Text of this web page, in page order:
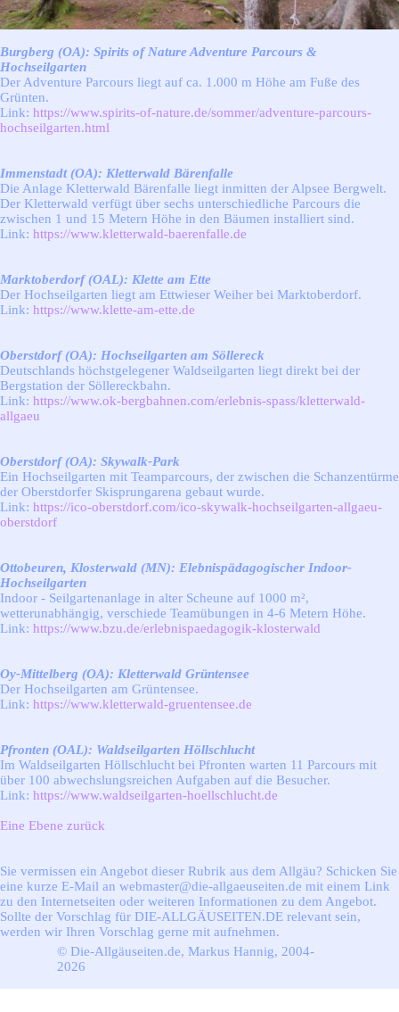
Suchen
Burgberg (OA): Spirits of Nature Adventure Parcours &
Hochseilgarten
Der Adventure Parcours liegt auf ca. 1.000 m Höhe am Fuße des
Grünten.
Link: https://www.spirits-of-nature.de/sommer/adventure-parcours-
hochseilgarten.html
Immenstadt (OA): Kletterwald Bärenfalle
Die Anlage Kletterwald Bärenfalle liegt inmitten der Alpsee Bergwelt.
Der Kletterwald verfügt über sechs unterschiedliche Parcours die
zwischen 1 und 15 Metern Höhe in den Bäumen installiert sind.
Link: https://www.kletterwald-baerenfalle.de
Marktoberdorf (OAL): Klette am Ette
Der Hochseilgarten liegt am Ettwieser Weiher bei Marktoberdorf.
Link: https://www.klette-am-ette.de
Oberstdorf (OA): Hochseilgarten am Söllereck
Deutschlands höchstgelegener Waldseilgarten liegt direkt bei der
Bergstation der Söllereckbahn.
Link: https://www.ok-bergbahnen.com/erlebnis-spass/kletterwald-
allgaeu
Oberstdorf (OA): Skywalk-Park
Ein Hochseilgarten mit Teamparcours, der zwischen die Schanzentürme
der Oberstdorfer Skisprungarena gebaut wurde.
Link: https://ico-oberstdorf.com/ico-skywalk-hochseilgarten-allgaeu-
oberstdorf
Ottobeuren, Klosterwald (MN): Elebnispädagogischer Indoor-
Hochseilgarten
Indoor - Seilgartenanlage in alter Scheune auf 1000 m²,
wetterunabhängig, verschiede Teamübungen in 4-6 Metern Höhe.
Link: https://www.bzu.de/erlebnispaedagogik-klosterwald
Oy-Mittelberg (OA): Kletterwald Grüntensee
Der Hochseilgarten am Grüntensee.
Link: https://www.kletterwald-gruentensee.de
Pfronten (OAL): Waldseilgarten Höllschlucht
Im Waldseilgarten Höllschlucht bei Pfronten warten 11 Parcours mit
über 100 abwechslungsreichen Aufgaben auf die Besucher.
Link: https://www.waldseilgarten-hoellschlucht.de
Eine Ebene zurück
Sie vermissen ein Angebot dieser Rubrik aus dem Allgäu? Schicken Sie
eine kurze E-Mail an webmaster@die-allgaeuseiten.de mit einem Link
zu den Internetseiten oder weiteren Informationen zu dem Angebot.
Sollte der Vorschlag für DIE-ALLGÄUSEITEN.DE relevant sein,
werden wir Ihren Vorschlag gerne mit aufnehmen.
© Die-Allgäuseiten.de, Markus Hannig, 2004-
2026